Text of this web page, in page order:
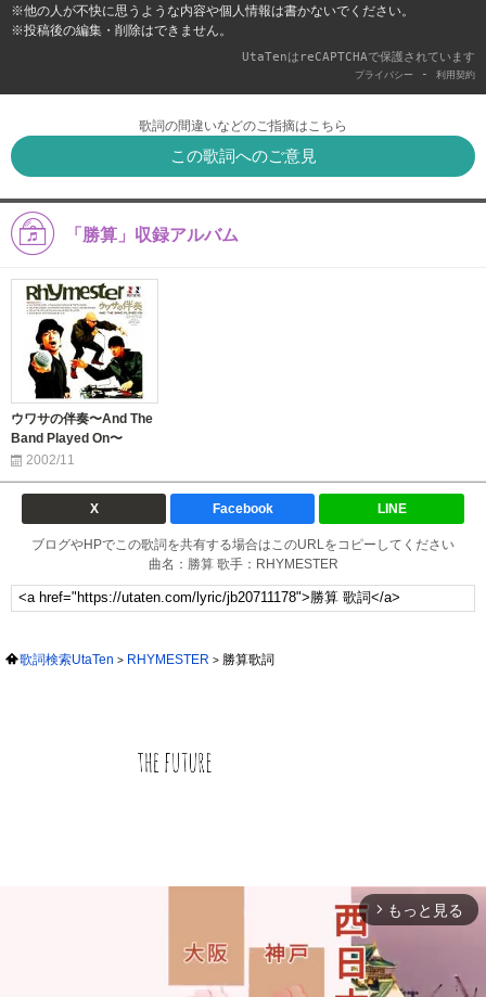
※他の人が不快に思うような内容や個人情報は書かないでください。
※投稿後の編集・削除はできません。
UtaTenはreCAPTCHAで保護されています
プライバシー - 利用契約
歌詞の間違いなどのご指摘はこちら
この歌詞へのご意見
「勝算」収録アルバム
ウワサの伴奏〜And The
Band Played On〜
2002/11
X Facebook LINE
ブログやHPでこの歌詞を共有する場合はこのURLをコピーしてください
曲名：勝算 歌手：RHYMESTER
歌詞検索UtaTen RHYMESTER 勝算歌詞
arrow_forward_ios もっと見る